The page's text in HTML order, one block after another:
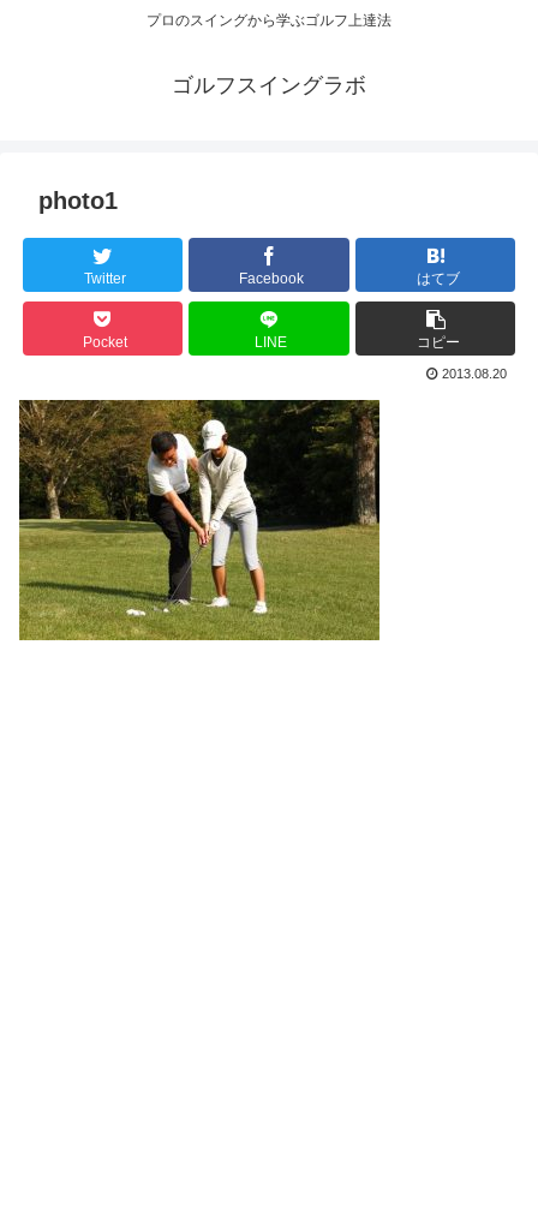
プロのスイングから学ぶゴルフ上達法
ゴルフスイングラボ
photo1
Twitter Facebook はてブ
Pocket LINE コピー
2013.08.20